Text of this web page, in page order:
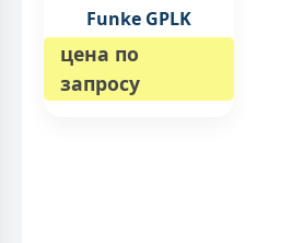
Funke GPLK
цена по
запросу